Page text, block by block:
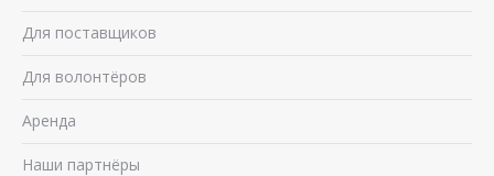
Для поставщиков
Для волонтёров
Аренда
Наши партнёры